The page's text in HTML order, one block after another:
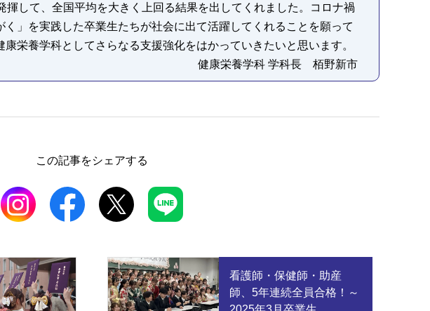
揮して、全国平均を大きく上回る結果を出してくれました。コロナ禍
く」を実践した卒業生たちが社会に出て活躍してくれることを願って
栄養学科としてさらなる支援強化をはかっていきたいと思います。
健康栄養学科 学科長 栢野新市
この記事をシェアする
看護師・保健師・助産
師、5年連続全員合格！～